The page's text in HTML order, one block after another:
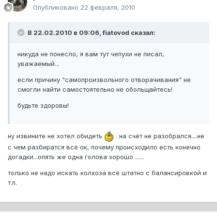
Опубликовано 22 февраля, 2010
В 22.02.2010 в 09:06, fiatovod сказал:
никуда не понесло, я вам тут чепухи не писал,
уважаемый...
если причину "самопроизвольного отворачивания" не
смогли найти самостоятельно не обольщайтесь!
будьте здоровы!
ну извините не хотел обидеть
. на счёт не разобрался....не
с чем разбиратся всё ок, почему происходило есть конечно
догадки...опять же одна голова хорошо ......
только не надо искать колхоза всё штатно с балансировкой и
т.п.